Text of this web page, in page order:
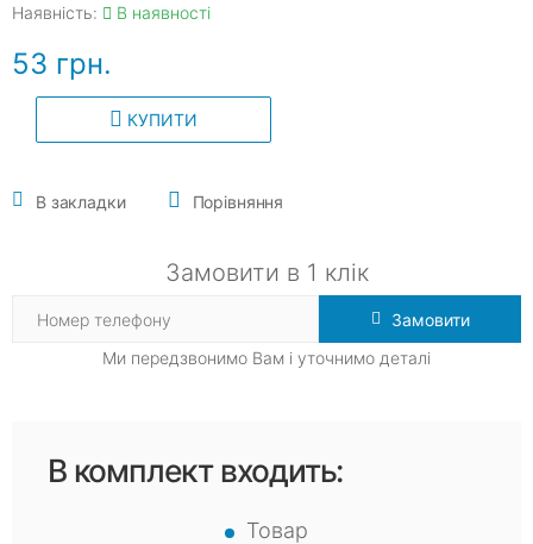
Наявність: В наявності
53 грн.
КУПИТИ
В закладки Порівняння
Замовити в 1 клік
Замовити
Ми передзвонимо Вам і уточнимо деталі
В комплект входить:
Товар